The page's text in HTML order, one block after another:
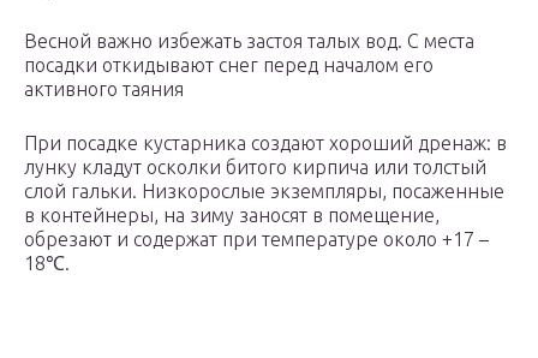
Весной важно избежать застоя талых вод. С места
посадки откидывают снег перед началом его
активного таяния
При посадке кустарника создают хороший дренаж: в
лунку кладут осколки битого кирпича или толстый
слой гальки. Низкорослые экземпляры, посаженные
в контейнеры, на зиму заносят в помещение,
обрезают и содержат при температуре около +17 –
18℃.